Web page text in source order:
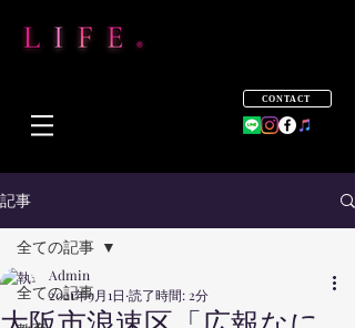
CONTACT
記事
全ての記事
全ての記事
Admin
2021年9月1日 読了時間: 2分